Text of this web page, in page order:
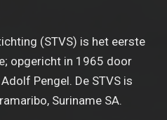
(STVS) is het eerste
opgericht in 1965 door
Pengel. De STVS is
Suriname SA.